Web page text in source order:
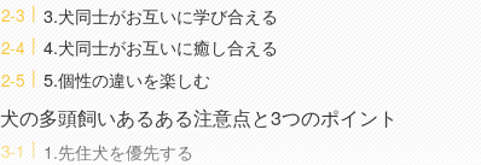
3.犬同士がお互いに学び合える
4.犬同士がお互いに癒し合える
5.個性の違いを楽しむ
犬の多頭飼いあるある注意点と3つのポイント
1.先住犬を優先する